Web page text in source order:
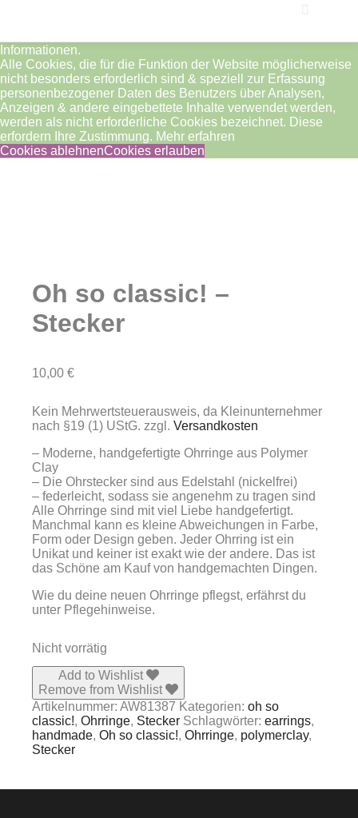
Informationen.
Alle Cookies, die für die Funktion der Website möglicherweise
nicht besonders erforderlich sind & speziell zur Erfassung
personenbezogener Daten des Benutzers über Analysen,
Anzeigen & andere eingebettete Inhalte verwendet werden,
werden als nicht erforderliche Cookies bezeichnet. Diese
erfordern Ihre Zustimmung. Mehr erfahren
Cookies ablehnenCookies erlauben
Oh so classic! –
Stecker
10,00 €
Kein Mehrwertsteuerausweis, da Kleinunternehmer
nach §19 (1) UStG. zzgl. Versandkosten
– Moderne, handgefertigte Ohrringe aus Polymer
Clay
– Die Ohrstecker sind aus Edelstahl (nickelfrei)
– federleicht, sodass sie angenehm zu tragen sind
Alle Ohrringe sind mit viel Liebe handgefertigt.
Manchmal kann es kleine Abweichungen in Farbe,
Form oder Design geben. Jeder Ohrring ist ein
Unikat und keiner ist exakt wie der andere. Das ist
das Schöne am Kauf von handgemachten Dingen.
Wie du deine neuen Ohrringe pflegst, erfährst du
unter Pflegehinweise.
Nicht vorrätig
Add to Wishlist
Remove from Wishlist
Artikelnummer: AW81387 Kategorien: oh so
classic!, Ohrringe, Stecker Schlagwörter: earrings,
handmade, Oh so classic!, Ohrringe, polymerclay,
Stecker